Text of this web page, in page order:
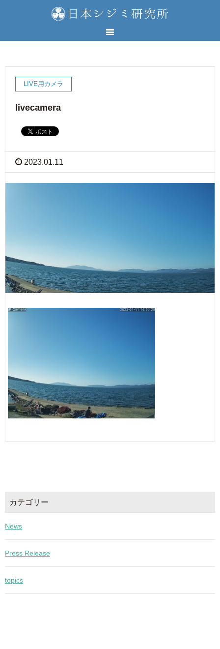
LIVE用カメラ
livecamera
2023.01.11
カテゴリー
News
Press Release
topics